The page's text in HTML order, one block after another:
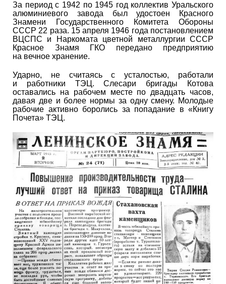
За период с 1942 по 1945 год коллектив Уральского
алюминиевого завода был удостоен Красного
Знамени Государственного Комитета Обороны
СССР 22 раза. 15 апреля 1946 года постановлением
ВЦСПС и Наркомата цветной металлургии СССР
Красное Знамя ГКО передано предприятию
на вечное хранение.
Ударно, не считаясь с усталостью, работали
и работники ТЭЦ. Слесари бригады Котова
оставались на рабочем месте по двадцать часов,
давая две и более нормы за одну смену. Молодые
рабочие активно боролись за попадание в «Книгу
Почета» ТЭЦ.